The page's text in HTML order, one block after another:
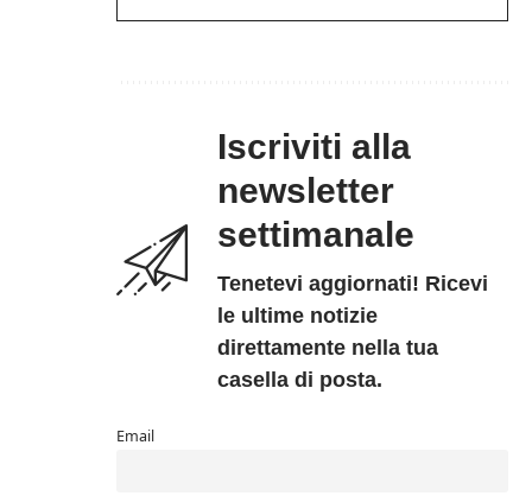
Iscriviti alla
newsletter
settimanale
Tenetevi aggiornati! Ricevi
le ultime notizie
direttamente nella tua
casella di posta.
Email